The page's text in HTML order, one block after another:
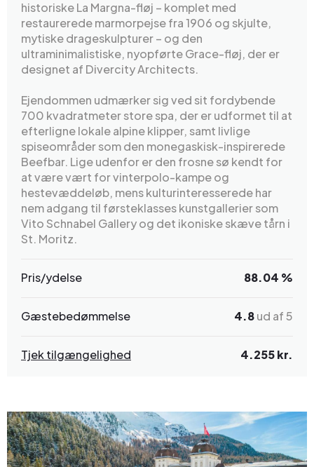
historiske La Margna-fløj – komplet med
restaurerede marmorpejse fra 1906 og skjulte,
mytiske drageskulpturer – og den
ultraminimalistiske, nyopførte Grace-fløj, der er
designet af Divercity Architects.
Ejendommen udmærker sig ved sit fordybende
700 kvadratmeter store spa, der er udformet til at
efterligne lokale alpine klipper, samt livlige
spiseområder som den monegaskisk-inspirerede
Beefbar. Lige udenfor er den frosne sø kendt for
at være vært for vinterpolo-kampe og
hestevæddeløb, mens kulturinteresserede har
nem adgang til førsteklasses kunstgallerier som
Vito Schnabel Gallery og det ikoniske skæve tårn i
St. Moritz.
Pris/ydelse 88.04 %
Gæstebedømmelse 4.8ud af 5
Tjek tilgængelighed 4.255 kr.